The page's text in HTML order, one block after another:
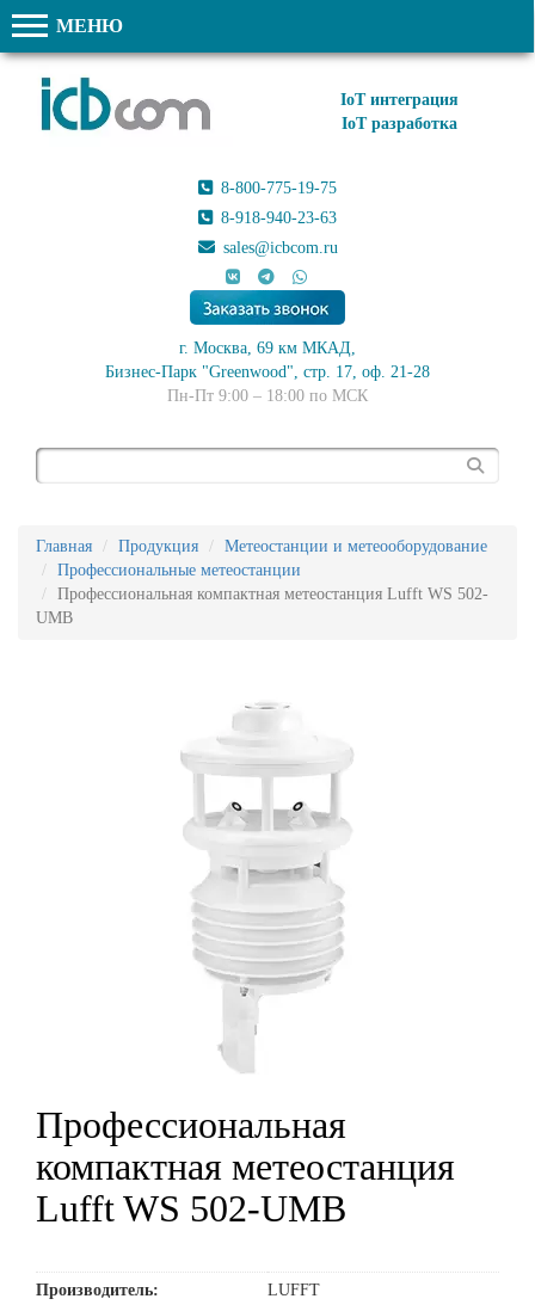
МЕНЮ
IoT интеграция
IoT разработка
8-800-775-19-75
8-918-940-23-63
sales@icbcom.ru
г. Москва, 69 км МКАД,
Бизнес-Парк "Greenwood", стр. 17, оф. 21-28
Пн-Пт 9:00 – 18:00 по МСК
Главная Продукция
Метеостанции и метеооборудование
Профессиональные метеостанции
Профессиональная компактная метеостанция Lufft WS 502-
UMB
Профессиональная
компактная метеостанция
Lufft WS 502-UMB
Производитель: LUFFT